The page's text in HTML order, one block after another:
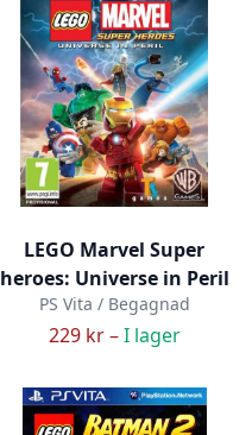
LEGO Marvel Super
heroes: Universe in Peril
PS Vita / Begagnad
229 kr –I lager